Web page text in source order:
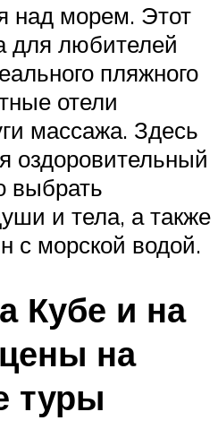
морем. Этот
для любителей
пляжного
отели
массажа. Здесь
оздоровительный
выбрать
и тела, а также
с морской водой.
Кубе и на
на
туры